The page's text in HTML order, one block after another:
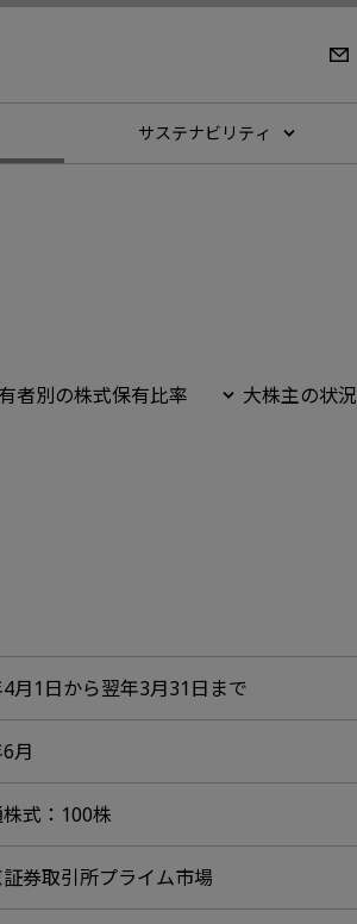
サステナビリティ
者別の株式保有比率 大株主の状況
月1日から翌年3月31日まで​
月​
式：100株
券取引所プライム市場